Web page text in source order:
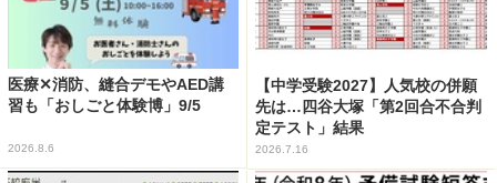
医療✕消防、縫合デモやAED講
習も「おしごと体験博」9/5
2026.8.6
【中学受験2027】人気校の併願
先は…四谷大塚「第2回合不合判
定テスト」結果
2026.7.16